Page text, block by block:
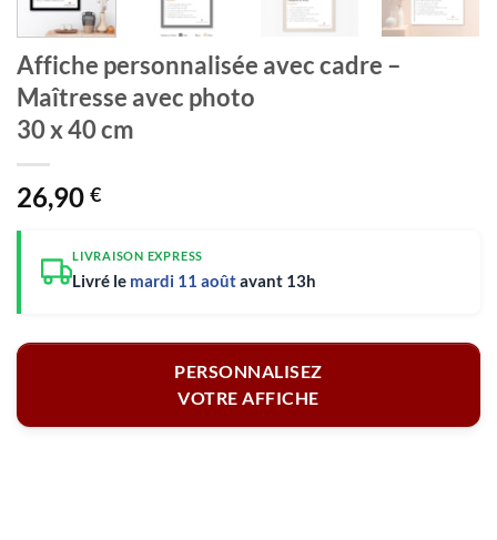
Affiche personnalisée avec cadre –
Maîtresse avec photo
30 x 40 cm
26,90 €
LIVRAISON EXPRESS
Livré le mardi 11 aoûtavant 13h
PERSONNALISEZ
VOTRE AFFICHE